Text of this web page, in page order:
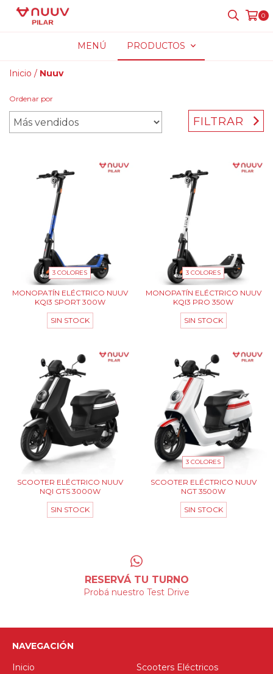
0
MENÚ PRODUCTOS
Inicio / Nuuv
Ordenar por
FILTRAR
3 COLORES
MONOPATÍN ELÉCTRICO NUUV
KQI3 SPORT 300W
SIN STOCK
3 COLORES
MONOPATÍN ELÉCTRICO NUUV
KQI3 PRO 350W
SIN STOCK
SCOOTER ELÉCTRICO NUUV
NQI GTS 3000W
SIN STOCK
3 COLORES
SCOOTER ELÉCTRICO NUUV
NGT 3500W
SIN STOCK
RESERVÁ TU TURNO
Probá nuestro Test Drive
NAVEGACIÓN
Inicio
Scooters Eléctricos